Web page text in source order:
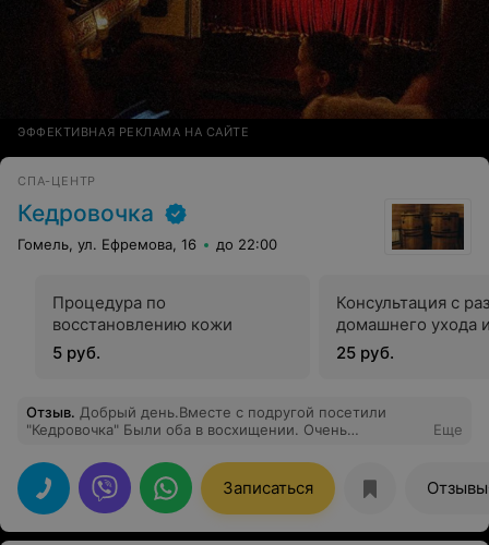
ЭФФЕКТИВНАЯ РЕКЛАМА НА САЙТЕ
СПА-ЦЕНТР
Кедровочка
Гомель, ул. Ефремова, 16 до 22:00
Процедура по
восстановлению кожи
5 руб.
Консультация с
домашнего ухода
25 руб.
Отзыв. Добрый день.Вместе с подругой посетили
"Кедровочка" Были оба в восхищении. Очень
бочки, пилинг, массаж тела и массаж лица. Высокое
качество услуг. Массаж на высшем уровне. Получили
массу удовольствия и расслабления. Обязательно
приедем снова на еще более длительное время. Очень
рады,что нашли этот центр. Стоимость также приятно
Еще
Записаться Отзывы